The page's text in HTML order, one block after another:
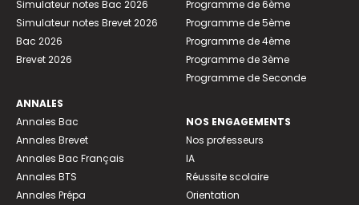
Simulateur notes Bac 2026
Simulateur notes Brevet 2026
Bac 2026
Brevet 2026
ANNALES
Annales Bac
Annales Brevet
Annales Bac Français
Annales BTS
Annales Prépa
Programme de 6ème
Programme de 5ème
Programme de 4ème
Programme de 3ème
Programme de Seconde
NOS ENGAGEMENTS
Nos professeurs
IA
Réussite scolaire
Orientation